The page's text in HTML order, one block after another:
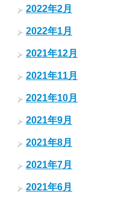
2022年2月
2022年1月
2021年12月
2021年11月
2021年10月
2021年9月
2021年8月
2021年7月
2021年6月